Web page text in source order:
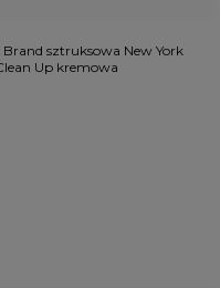
sztruksowa New York
Up kremowa